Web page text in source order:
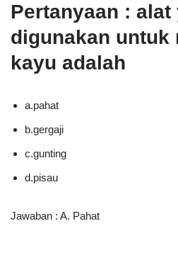
Pertanyaan :
digunakan untuk
kayu adalah
a.pahat
b.gergaji
c.gunting
d.pisau
Jawaban : A. Pahat